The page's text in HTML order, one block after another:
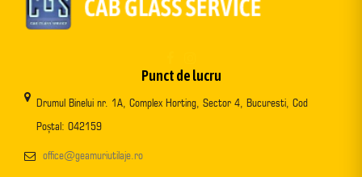
Punct de lucru
Drumul Binelui nr. 1A, Complex Horting, Sector 4, Bucuresti, Cod
Poștal: 042159
office@geamuriutilaje.ro